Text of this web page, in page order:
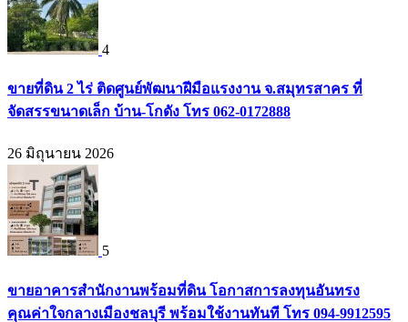
4
ขายที่ดิน 2 ไร่ ติดศูนย์พัฒนาฝีมือแรงงาน จ.สมุทรสาคร ที่
จัดสรรขนาดเล็ก บ้าน-โกดัง โทร 062-0172888
26 มิถุนายน 2026
5
ขายอาคารสำนักงานพร้อมที่ดิน โอกาสการลงทุนอันทรง
คุณค่าใจกลางเมืองชลบุรี พร้อมใช้งานทันที โทร 094-9912595